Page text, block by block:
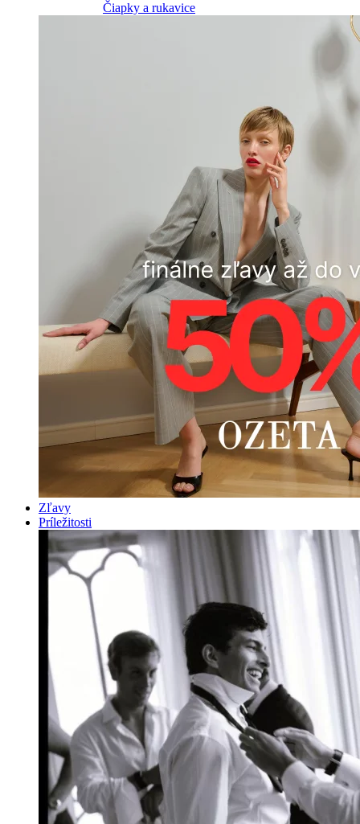
Čiapky a rukavice
Zľavy
Príležitosti